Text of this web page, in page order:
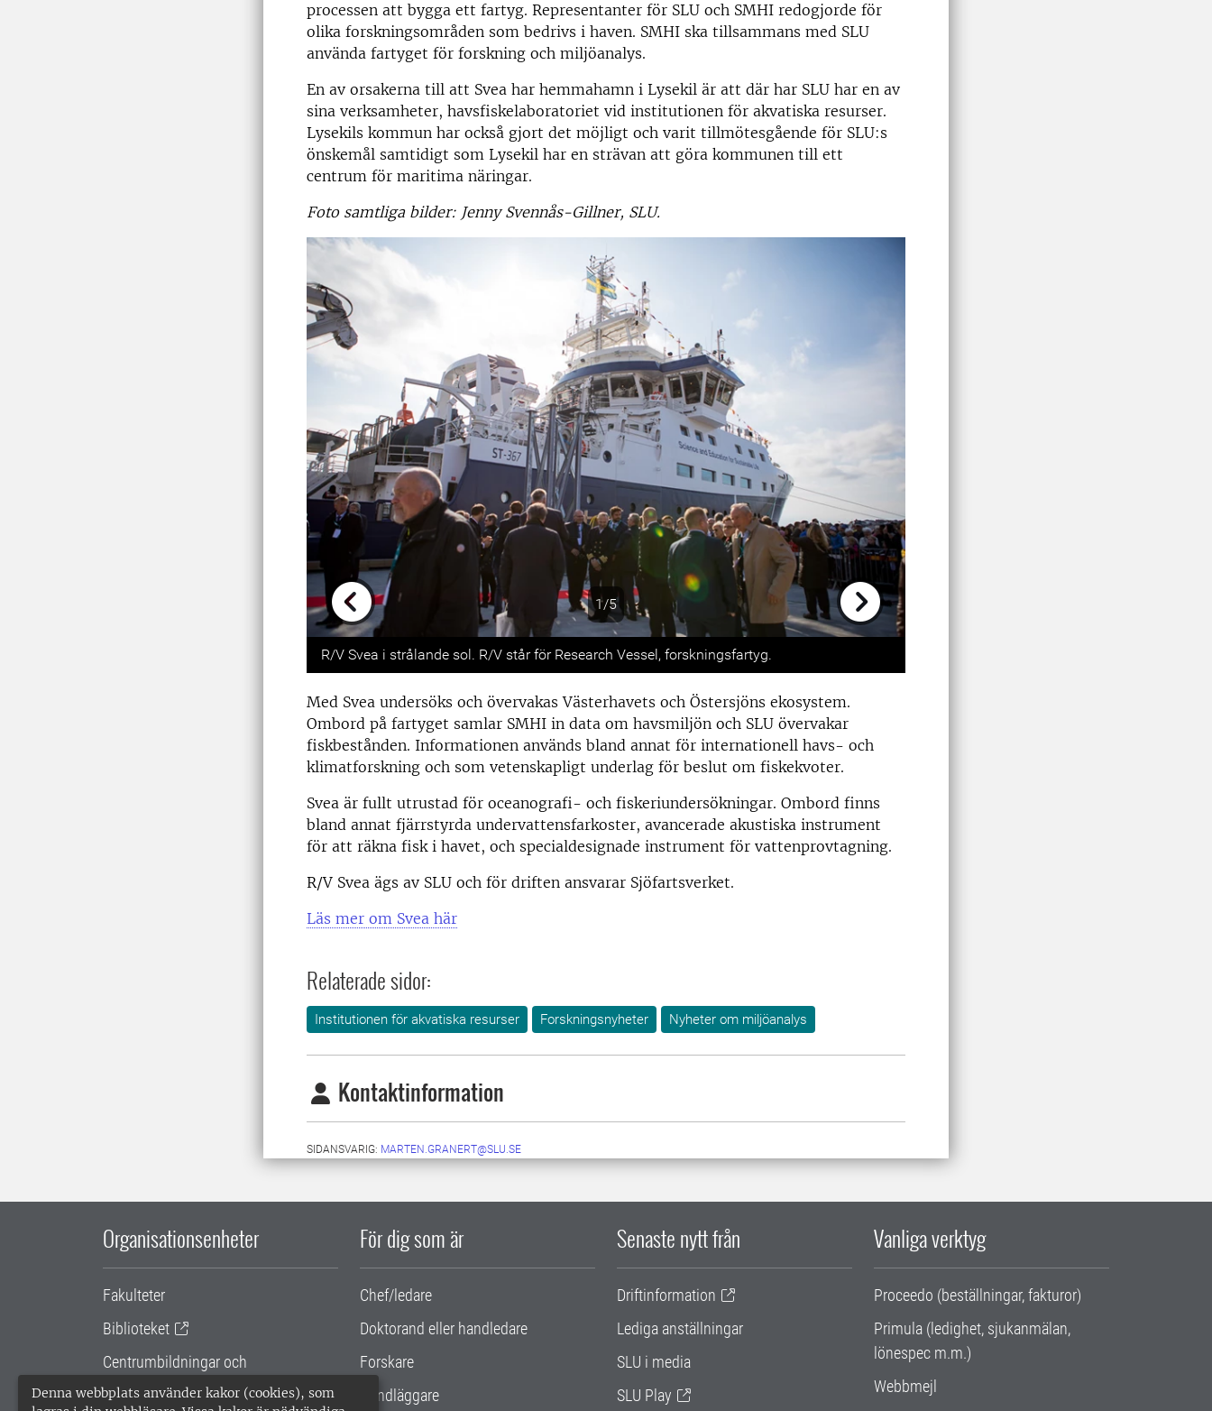
Denna webbplats använder kakor (cookies), som
processen att bygga ett fartyg. Representanter för SLU och SMHI redogjorde för
olika forskningsområden som bedrivs i haven. SMHI ska tillsammans med SLU
använda fartyget för forskning och miljöanalys.
En av orsakerna till att Svea har hemmahamn i Lysekil är att där har SLU har en av
sina verksamheter, havsfiskelaboratoriet vid institutionen för akvatiska resurser.
Lysekils kommun har också gjort det möjligt och varit tillmötesgående för SLU:s
önskemål samtidigt som Lysekil har en strävan att göra kommunen till ett
centrum för maritima näringar.
Foto samtliga bilder: Jenny Svennås-Gillner, SLU.
1/5
Previous
R/V Svea i strålande sol. R/V står för Research Vessel, forskningsfartyg.
Med Svea undersöks och övervakas Västerhavets och Östersjöns ekosystem.
Ombord på fartyget samlar SMHI in data om havsmiljön och SLU övervakar
fiskbestånden. Informationen används bland annat för internationell havs- och
klimatforskning och som vetenskapligt underlag för beslut om fiskekvoter.
Svea är fullt utrustad för oceanografi- och fiskeriundersökningar. Ombord finns
bland annat fjärrstyrda undervattensfarkoster, avancerade akustiska instrument
för att räkna fisk i havet, och specialdesignade instrument för vattenprovtagning.
R/V Svea ägs av SLU och för driften ansvarar Sjöfartsverket.
Läs mer om Svea här
Relaterade sidor:
Institutionen för akvatiska resurser Forskningsnyheter Nyheter om miljöanalys
Kontaktinformation
SIDANSVARIG: MARTEN.GRANERT@SLU.SE
Organisationsenheter
Fakulteter
Biblioteket
Centrumbildningar och
samarbetsprojekt
För dig som är
Chef/ledare
Doktorand eller handledare
Forskare
Handläggare
Senaste nytt från
Driftinformation
Lediga anställningar
SLU i media
SLU Play
Vanliga verktyg
Proceedo (beställningar, fakturor)
Primula (ledighet, sjukanmälan,
lönespec m.m.)
Webbmejl